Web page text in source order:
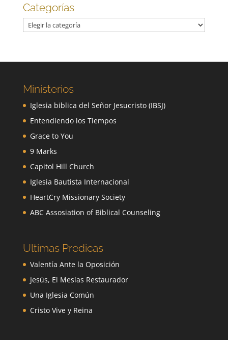
Categorías
Categorías
Ministerios
Iglesia biblica del Señor Jesucristo (IBSJ)
Entendiendo los Tiempos
Grace to You
9 Marks
Capitol Hill Church
Iglesia Bautista Internacional
HeartCry Missionary Society
ABC Assosiation of Biblical Counseling
Ultimas Predicas
Valentía Ante la Oposición
Jesús, El Mesías Restaurador
Una Iglesia Común
Cristo Vive y Reina